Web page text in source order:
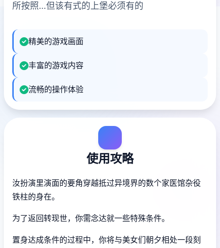
所按照…但该有式的上堡必须有的
精美的游戏画面
丰富的游戏内容
流畅的操作体验
使用攻略
汝扮演里演面的要角穿越抵过异境界的数个家医馆杂役
铁柱的身在。
为了返回转现世，你需念达就一些特殊条件。
置身达成条件的过程中， 你将与美女们朝夕相处一段刻